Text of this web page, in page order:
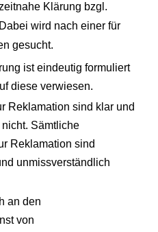
Klärung bzgl.
wird nach einer für
gesucht.
ist eindeutig formuliert
diese verwiesen.
Reklamation sind klar und
Sämtliche
Reklamation sind
unmissverständlich
an den
von